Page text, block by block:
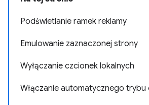
Podświetlanie ramek reklamy
Emulowanie zaznaczonej strony
Wyłączanie czcionek lokalnych
Włączanie automatycznego trybu